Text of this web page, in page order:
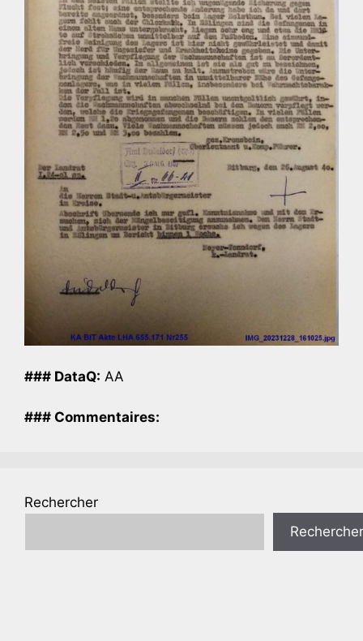
### DataQ: AA
### Commentaires:
Rechercher
Rechercher